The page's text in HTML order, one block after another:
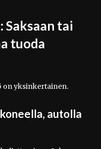
tai
tuoda
on yksinkertainen.
autolla